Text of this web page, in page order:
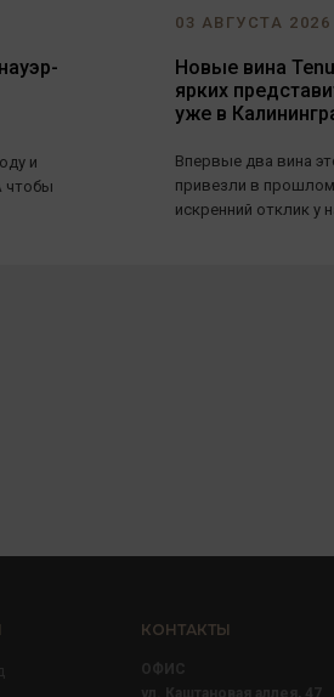
и
чтобы
03 АВГУСТА 2026
Новые вина
ярких
уже в
Впервые два вина
привезли в
искренний отклик у
КОНТАКТЫ
ОФИС
ул. Каштановая аллея, 47